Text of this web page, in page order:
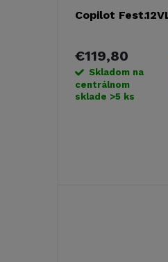
Copilot
€119,80
Skladom na
centrálnom
sklade >5 ks